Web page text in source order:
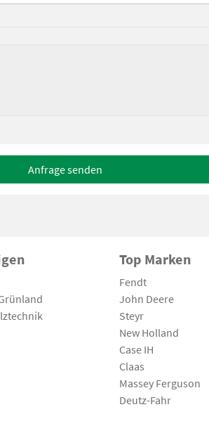
Anfrage senden
Top Marken
Fendt
John Deere
Steyr
New Holland
Case IH
Claas
Massey Ferguson
Deutz-Fahr